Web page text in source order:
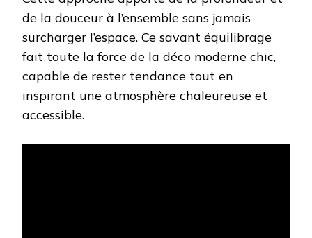
de la douceur à l’ensemble sans jamais
surcharger l’espace. Ce savant équilibrage
fait toute la force de la déco moderne chic,
capable de rester tendance tout en
inspirant une atmosphère chaleureuse et
accessible.